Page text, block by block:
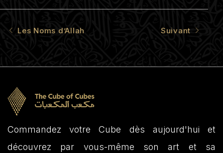
Les Noms d’Allah Suivant
Commandez votre Cube dès aujourd'hui et
découvrez par vous-même son art et sa